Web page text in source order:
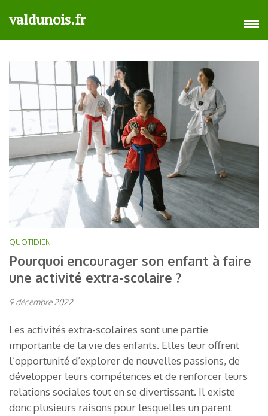
au
contenu
Entrée)
valdunois.fr
QUOTIDIEN
Pourquoi encourager son enfant à faire
une activité extra-scolaire ?
9 décembre 2022
Les activités extra-scolaires sont une partie
importante de la vie des enfants. Elles leur offrent
l’opportunité d’explorer de nouvelles passions, de
développer leurs compétences et de renforcer leurs
relations sociales tout en se divertissant. Il existe
donc plusieurs raisons pour lesquelles un parent